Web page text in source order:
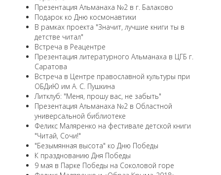
Презентация Альманаха №2 в г. Балаково
Подарок ко Дню космонавтики
В рамках проекта "Значит, лучшие книги ты в
детстве читал"
Встреча в Реацентре
Презентация литературного Альманаха в ЦГБ г.
Саратова
Встреча в Центре православной культуры при
ОБДиЮ им А. С. Пушкина
Литклуб: "Меня, прошу вас, не забыть"
Презентация Альманаха №2 в Областной
универсальной библиотеке
Феликс Маляренко на фестивале детской книги
"Читай, Сочи!"
"Безымянная высота" ко Дню Победы
К празднованию Дня Победы
9 мая в Парке Победы на Соколовой горе